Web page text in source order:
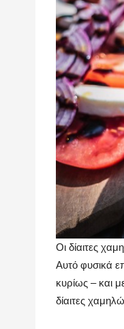
Οι δίαιτες
Αυτό φυσικά
κυρίως – και
δίαιτες